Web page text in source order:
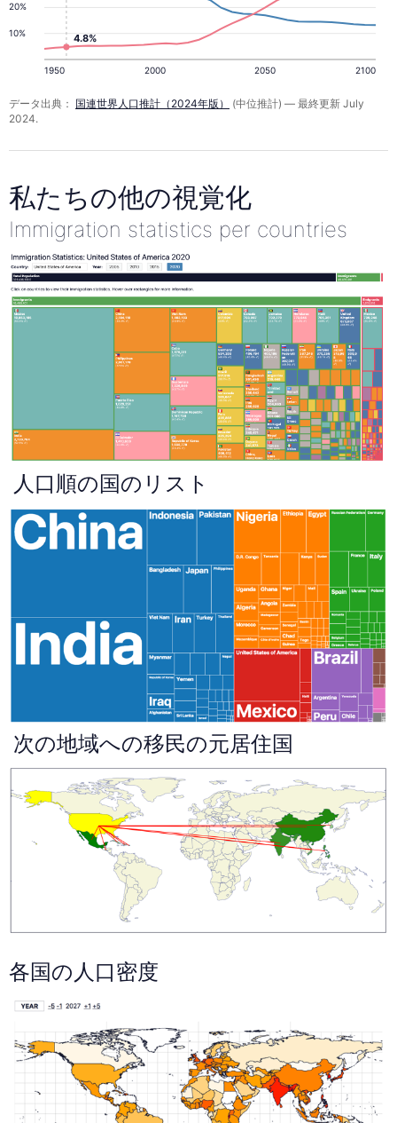
10%
20%
1950 2000 2050 2100
4.8%
データ出典： 国連世界人口推計（2024年版）
(中位推計) — 最終更新 July
2024.
私たちの他の視覚化
Immigration statistics per countries
人口順の国のリスト
次の地域への移民の元居住国
各国の人口密度